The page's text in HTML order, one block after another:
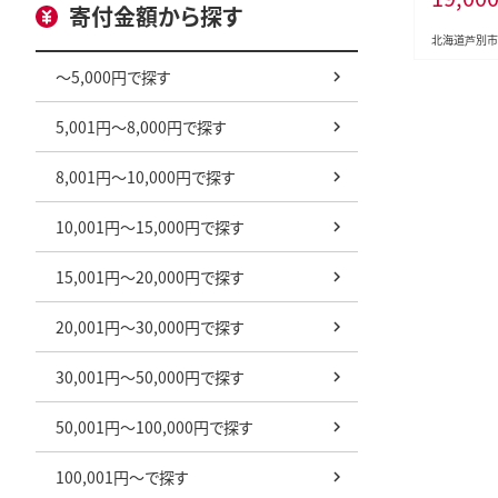
寄付金額から探す
～5,000円で探す
5,001円～8,000円で探す
8,001円～10,000円で探す
10,001円～15,000円で探す
15,001円～20,000円で探す
20,001円～30,000円で探す
30,001円～50,000円で探す
50,001円～100,000円で探す
100,001円～で探す
菓子 菓子
合根 ユリ
北海道芦別市